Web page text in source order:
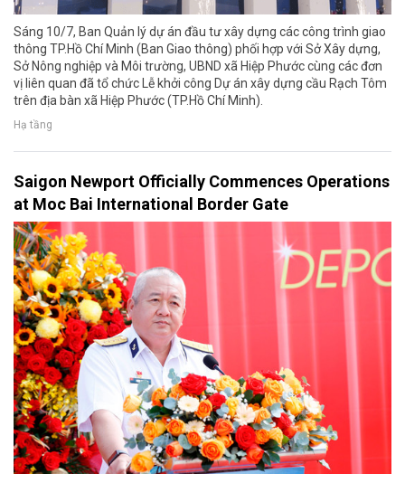
Sáng 10/7, Ban Quản lý dự án đầu tư xây dựng các công trình giao
thông TP.Hồ Chí Minh (Ban Giao thông) phối hợp với Sở Xây dựng,
Sở Nông nghiệp và Môi trường, UBND xã Hiệp Phước cùng các đơn
vị liên quan đã tổ chức Lễ khởi công Dự án xây dựng cầu Rạch Tôm
trên địa bàn xã Hiệp Phước (TP.Hồ Chí Minh).
Hạ tầng
Saigon Newport Officially Commences Operations
at Moc Bai International Border Gate